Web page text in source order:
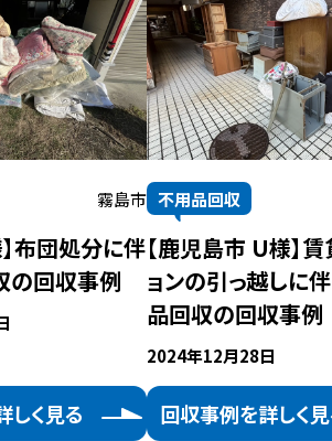
霧島市
布団処分に伴
の回収事例
しく見る
不用品回収
【鹿児島市 U様】
ョンの引っ越しに
品回収の回収事例
2024年12月28日
回収事例を詳しく